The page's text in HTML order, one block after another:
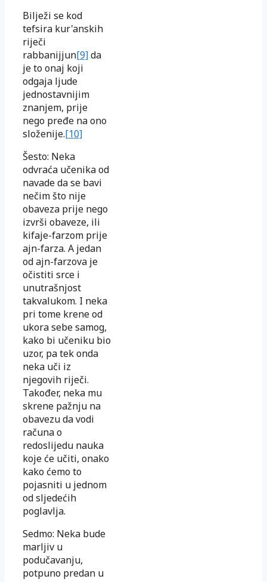
Bilježi se kod
tefsira kur'anskih
riječi
rabbanijjun[9]da
je to onaj koji
odgaja ljude
jednostavnijim
znanjem, prije
nego pređe na ono
složenije.[10]
Šesto: Neka
odvraća učenika od
navade da se bavi
nečim što nije
obaveza prije nego
izvrši obaveze, ili
kifaje-farzom prije
ajn-farza. A jedan
od ajn-farzova je
očistiti srce i
unutrašnjost
takvalukom. I neka
pri tome krene od
ukora sebe samog,
kako bi učeniku bio
uzor, pa tek onda
neka uči iz
njegovih riječi.
Također, neka mu
skrene pažnju na
obavezu da vodi
računa o
redoslijedu nauka
koje će učiti, onako
kako ćemo to
pojasniti u jednom
od sljedećih
poglavlja.
Sedmo: Neka bude
marljiv u
podučavanju,
potpuno predan u